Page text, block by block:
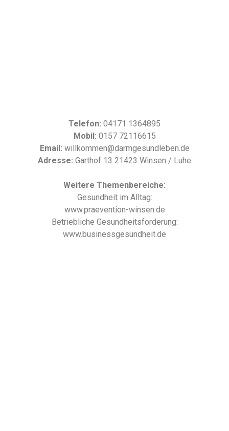
Telefon: 04171 1364895
Mobil: 0157 72116615
Email: willkommen@darmgesundleben.de
Adresse: Garthof 13 21423 Winsen / Luhe
Weitere Themenbereiche:
Gesundheit im Alltag:
www.praevention-winsen.de
Betriebliche Gesundheitsförderung:
www.businessgesundheit.de